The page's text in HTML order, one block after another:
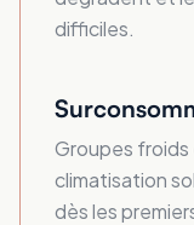
difficiles.
Groupes froids
climatisation
dès les